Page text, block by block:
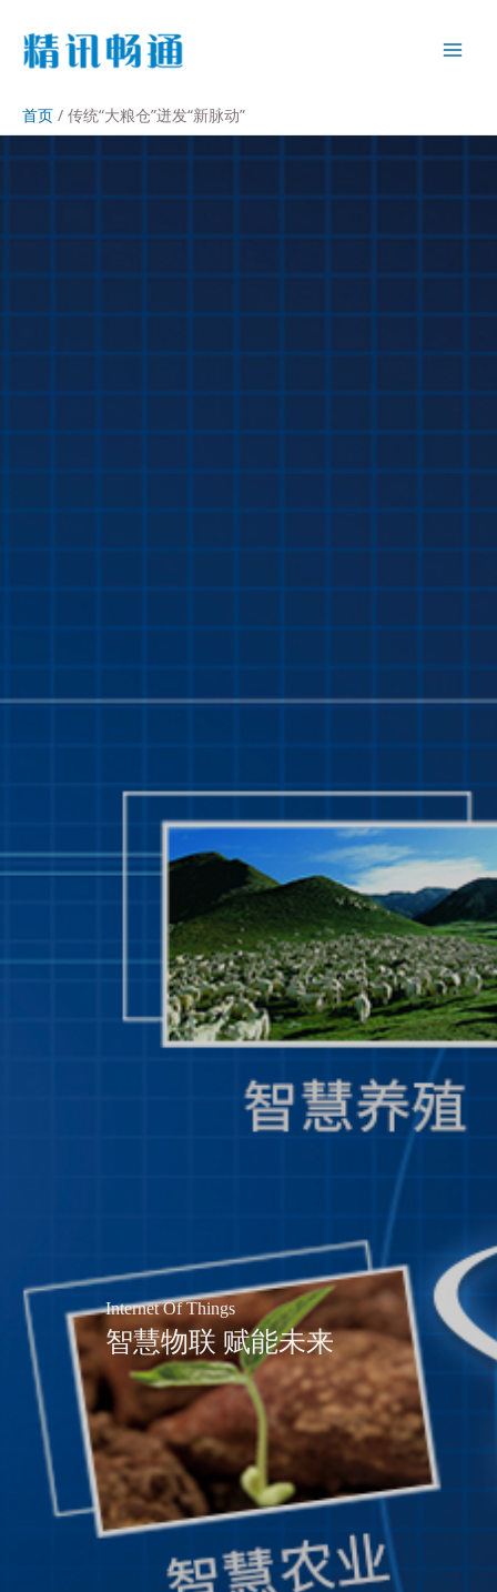
首页 传统“大粮仓”迸发“新脉动”
Internet Of Things
智慧物联 赋能未来